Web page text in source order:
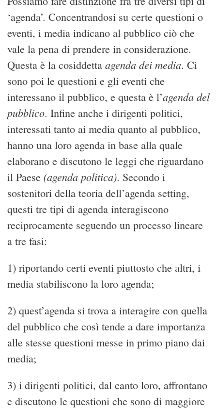
‘agenda’. Concentrandosi su certe questioni o
eventi, i media indicano al pubblico ciò che
vale la pena di prendere in considerazione.
Questa è la cosiddetta agenda dei media. Ci
sono poi le questioni e gli eventi che
interessano il pubblico, e questa è l’agenda del
pubblico. Infine anche i dirigenti politici,
interessati tanto ai media quanto al pubblico,
hanno una loro agenda in base alla quale
elaborano e discutono le leggi che riguardano
il Paese (agenda politica). Secondo i
sostenitori della teoria dell’agenda setting,
questi tre tipi di agenda interagiscono
reciprocamente seguendo un processo lineare
a tre fasi:
1) riportando certi eventi piuttosto che altri, i
media stabiliscono la loro agenda;
2) quest’agenda si trova a interagire con quella
del pubblico che così tende a dare importanza
alle stesse questioni messe in primo piano dai
media;
3) i dirigenti politici, dal canto loro, affrontano
e discutono le questioni che sono di maggiore